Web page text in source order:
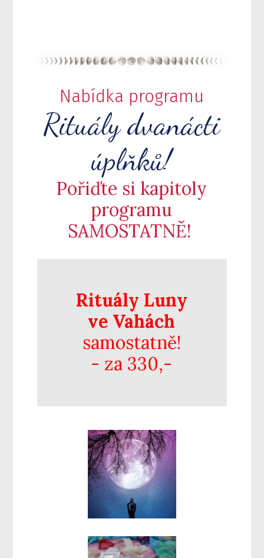
Nabídka programu
Rituály dvanácti
úplňků!
Pořiďte si kapitoly
programu
SAMOSTATNĚ!
Rituály Luny
ve Vahách
samostatně!
- za 330,-